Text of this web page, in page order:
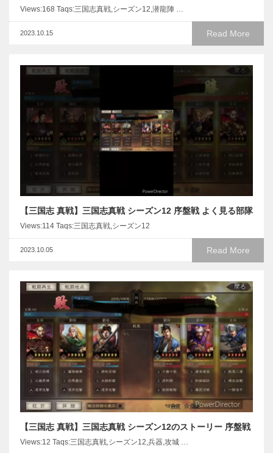
Views:168 Taqs:三国志真戦,シーズン12,潜龍陣 …
Read More
2023.10.15
【三国志 真戦】三国志真戦 シーズン12 序盤戦 よく見る部隊
Views:114 Taqs:三国志真戦,シーズン12
Read More
2023.10.05
【三国志 真戦】三国志真戦 シーズン12のストーリー 序盤戦
Views:12 Taqs:三国志真戦,シーズン12,兵器,攻城 …